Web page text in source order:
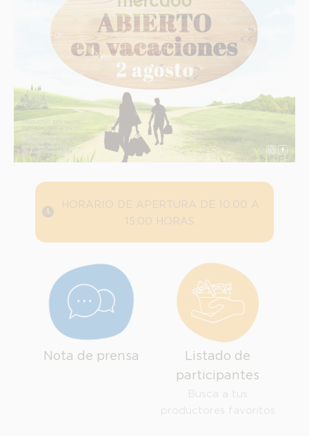
HORARIO DE APERTURA DE 10:00 A
15:00 HORAS.
Nota de prensa
Listado de
participantes
INFORMACION SOBRE LA PROTECCIÓN DE TUS DATOS